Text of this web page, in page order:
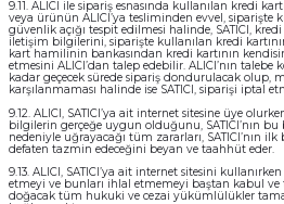
9.11. ALICI ile sipariş esnasında kullanılan kredi
veya ürünün ALICI’ya tesliminden evvel, siparişte
güvenlik açığı tespit edilmesi halinde, SATICI,
iletişim bilgilerini, siparişte kullanılan kredi
kart hamilinin bankasından kredi kartının
etmesini ALICI’dan talep edebilir. ALICI’nın
kadar geçecek sürede sipariş dondurulacak olup,
karşılanmaması halinde ise SATICI, siparişi iptal
9.12. ALICI, SATICI’ya ait internet sitesine üye
bilgilerin gerçeğe uygun olduğunu, SATICI’nın bu
nedeniyle uğrayacağı tüm zararları, SATICI’nın
defaten tazmin edeceğini beyan ve taahhüt eder.
9.13. ALICI, SATICI’ya ait internet sitesini
etmeyi ve bunları ihlal etmemeyi baştan kabul ve
doğacak tüm hukuki ve cezai yükümlülükler